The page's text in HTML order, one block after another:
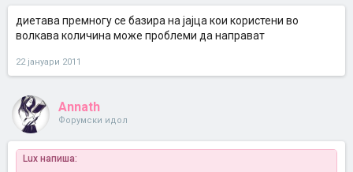
диетава премногу се базира на јајца кои користени во
волкава количина може проблеми да направат
22 јануари 2011
Annath
Форумски идол
Lux напиша: